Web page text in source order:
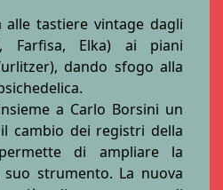
alle tastiere vintage dagli
Farfisa, Elka) ai piani
dando sfogo alla
a Carlo Borsini un
cambio dei registri della
di ampliare la
strumento. La nuova